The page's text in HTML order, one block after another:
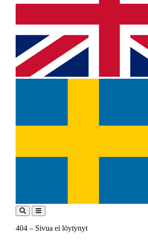
404 – Sivua ei löytynyt